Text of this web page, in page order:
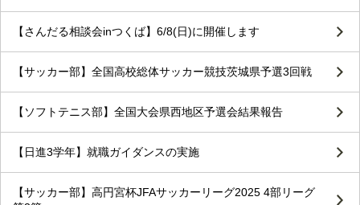
【さんだる相談会inつくば】6/8(日)に開催します
【サッカー部】全国高校総体サッカー競技茨城県予選3回戦
【ソフトテニス部】全国大会県西地区予選会結果報告
【日進3学年】就職ガイダンスの実施
【サッカー部】高円宮杯JFAサッカーリーグ2025 4部リーグ